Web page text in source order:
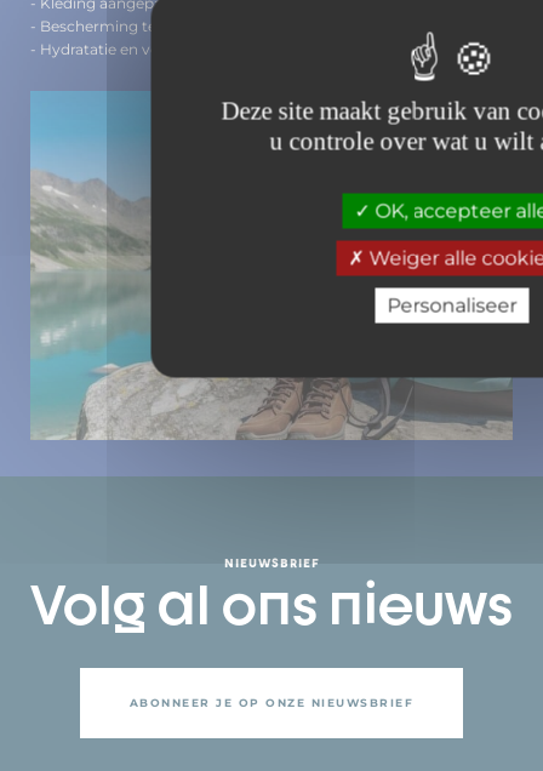
Deze site maakt gebruik van
u controle over wat u wilt
OK, accepteer
Weiger alle
Personaliseer
- Bescherming tegen de zon: zonnebril, pet, zonnecrème.
- Hydratatie en voedsel
NIEUWSBRIEF
Volg al ons nieuws
ABONNEER JE OP ONZE NIEUWSBRIEF